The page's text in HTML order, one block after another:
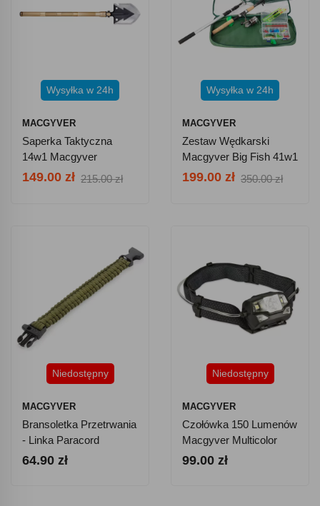
Wysyłka w 24h
MACGYVER
Saperka Taktyczna
14w1 Macgyver
Multitool 102277
149.00 zł 215.00 zł
Wysyłka w 24h
MACGYVER
Zestaw Wędkarski
Macgyver Big Fish 41w1
102279
199.00 zł 350.00 zł
Niedostępny
MACGYVER
Bransoletka Przetrwania
- Linka Paracord
Macgyver 102255
64.90 zł
Niedostępny
MACGYVER
Czołówka 150 Lumenów
Macgyver Multicolor
102273
99.00 zł